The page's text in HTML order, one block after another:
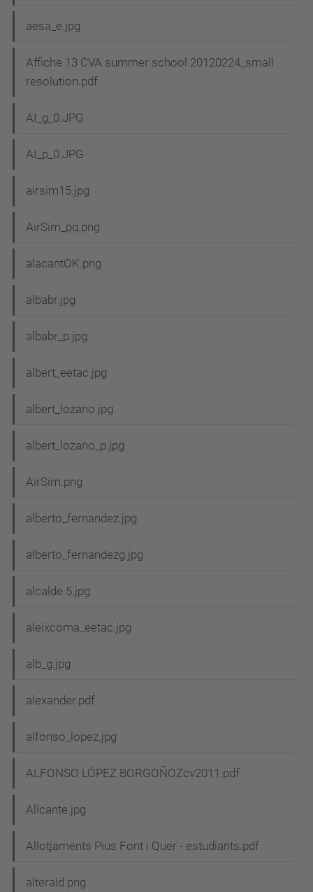
aesa_e.jpg
Affiche 13 CVA summer school 20120224_small
resolution.pdf
AI_g_0.JPG
AI_p_0.JPG
airsim15.jpg
AirSim_pq.png
alacantOK.png
albabr.jpg
albabr_p.jpg
albert_eetac.jpg
albert_lozano.jpg
albert_lozano_p.jpg
AirSim.png
alberto_fernandez.jpg
alberto_fernandezg.jpg
alcalde 5.jpg
aleixcoma_eetac.jpg
alb_g.jpg
alexander.pdf
alfonso_lopez.jpg
ALFONSO LÓPEZ BORGOÑOZcv2011.pdf
Alicante.jpg
Allotjaments Pius Font i Quer - estudiants.pdf
alteraid.png